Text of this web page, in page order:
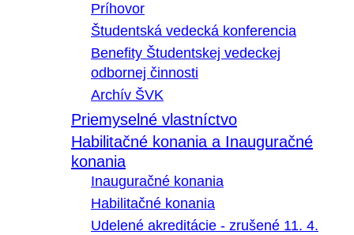
Príhovor
Študentská vedecká konferencia
Benefity Študentskej vedeckej
odbornej činnosti
Archív ŠVK
Priemyselné vlastníctvo
Habilitačné konania a Inauguračné
konania
Inauguračné konania
Habilitačné konania
Udelené akreditácie - zrušené 11. 4.